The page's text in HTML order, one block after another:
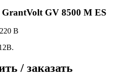
GrantVolt GV 8500 M ES
В
/ заказать